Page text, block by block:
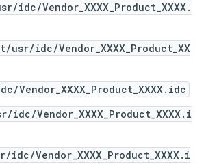
idc/Vendor_XXXX_Product_XXXX.
usr/idc/Vendor_XXXX_Product_XX
Vendor_XXXX_Product_XXXX.idc
idc/Vendor_XXXX_Product_XXXX.i
idc/Vendor_XXXX_Product_XXXX.i